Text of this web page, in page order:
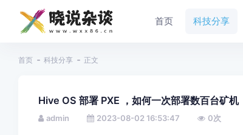
首页 科技分享
首页 科技分享 正文
Hive OS 部署 PXE ，如何一次部署数百台矿机
admin 2023-08-02 16:53:47 0次